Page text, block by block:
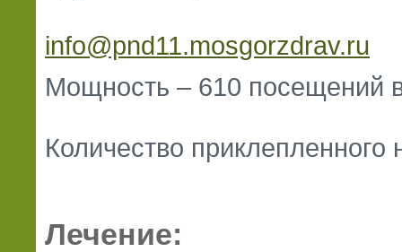
info@pnd11.mosgorzdrav.ru
Мощность – 610 посещений
Количество
Лечение: